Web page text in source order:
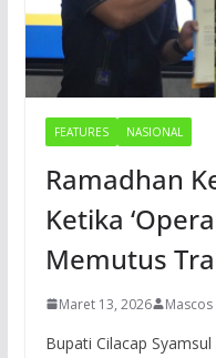
FEATURES NASIONAL
Ramadhan
Ketika
Memutus
Maret 13, 2026 Mascos
Bupati Cilacap